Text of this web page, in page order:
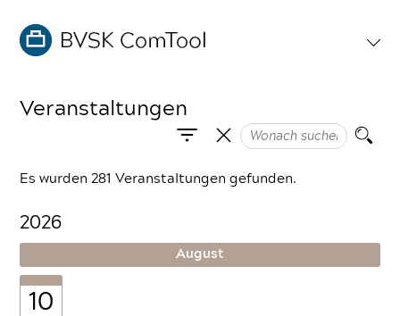
Veranstaltungen
Es wurden 281 Veranstaltungen gefunden.
2026
August
10